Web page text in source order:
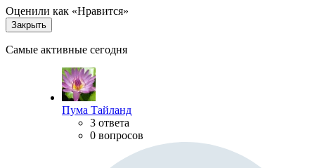
Оценили как «Нравится»
Закрыть
Самые активные сегодня
Пума Тайланд
3 ответа
0 вопросов